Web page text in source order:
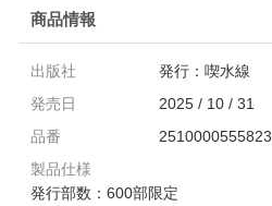
商品情報
出版社
発行：喫水線
発売日
2025 / 10 / 31
品番
2510000555823
製品仕様
発行部数：600部限定